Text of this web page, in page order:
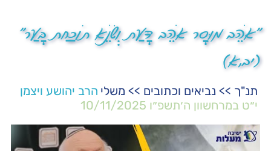
"אֹהֵב מוּסָר אֹהֵב דָּעַת וְשֹׂנֵא תוֹכַחַת בָּעַר"
(יב,א)
תנ"ך >> נביאים וכתובים >> משלי הרב יהושע ויצמן
י״ט במרחשוון ה׳תשפ״ו 10/11/2025